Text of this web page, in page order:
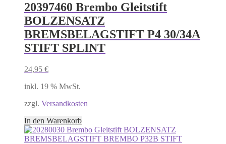
20397460 Brembo Gleitstift
BOLZENSATZ
BREMSBELAGSTIFT P4 30/34A
STIFT SPLINT
24,95 €
inkl. 19 % MwSt.
zzgl. Versandkosten
In den Warenkorb